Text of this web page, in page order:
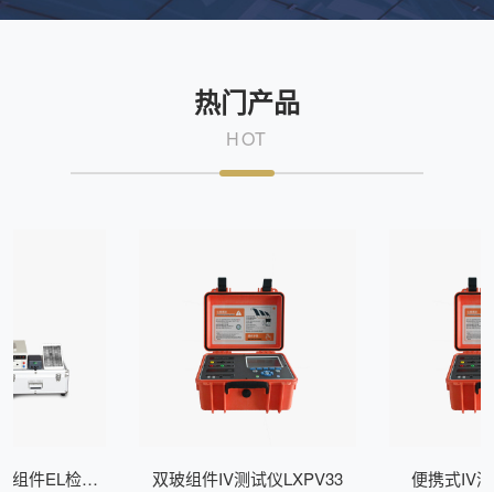
热门产品
HOT
组件EL检测
双玻组件IV测试仪LXPV33 便携式IV